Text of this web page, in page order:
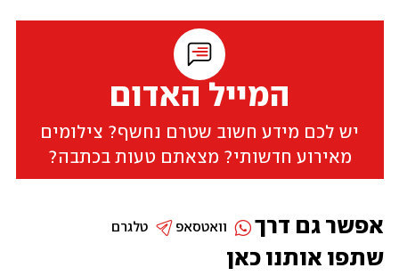
המייל האדום
יש לכם מידע חשוב שטרם נחשף? צילומים
מאירוע חדשותי? מצאתם טעות בכתבה?
שתפו אותנו כאן
אפשר גם דרך טלגרם וואטסאפ